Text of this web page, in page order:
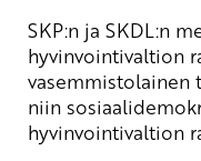
SKP:n ja SKDL:n
hyvinvointivaltion
vasemmistolainen
niin
hyvinvointivaltion